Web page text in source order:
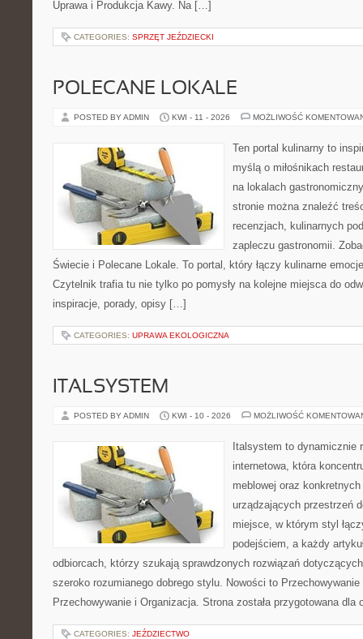
Uprawa i Produkcja Kawy. Na […]
CATEGORIES: SPRZĘT JEŹDZIECKI
POLECANE LOKALE
POSTED BY ADMIN KWI - 11 - 2026 MOŻLIWOŚĆ
Ten portal kulinarny to
myślą o miłośnikach
na lokalach
stronie można znaleźć
recenzjach, kulinarnych
zapleczu gastronomii.
Świecie i Polecane Lokale. To portal, który łączy kulinarne
Czytelnik trafia tu nie tylko po pomysły na kolejne miejsca do
inspiracje, porady, opisy […]
CATEGORIES: UPRAWA EKOLOGICZNA
ITALSYSTEM
POSTED BY ADMIN KWI - 10 - 2026 MOŻLIWOŚĆ
Italsystem to dynamicznie
internetowa, która
meblowej oraz
urządzających przestrzeń
miejsce, w którym styl
podejściem, a każdy
odbiorcach, którzy szukają sprawdzonych rozwiązań
szeroko rozumianego dobrego stylu. Nowości to
Przechowywanie i Organizacja. Strona została przygotowana
CATEGORIES: JEŹDZIECTWO